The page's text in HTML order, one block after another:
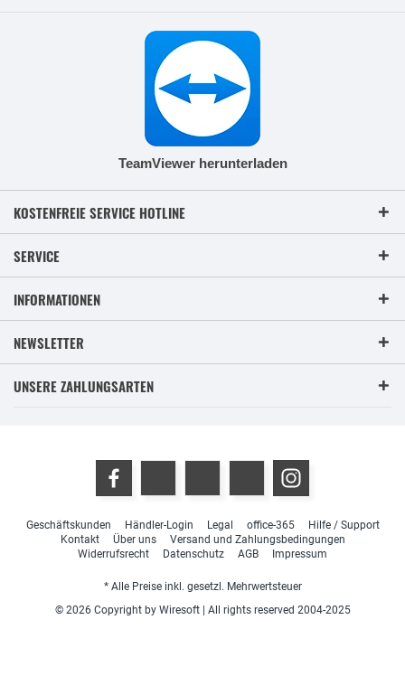
TeamViewer herunterladen
KOSTENFREIE SERVICE HOTLINE
SERVICE
INFORMATIONEN
NEWSLETTER
UNSERE ZAHLUNGSARTEN
Geschäftskunden Händler-Login Legal office-365
Hilfe / Support
Kontakt
Über uns
Versand und Zahlungsbedingungen
Widerrufsrecht
Datenschutz AGB Impressum
* Alle Preise inkl. gesetzl. Mehrwertsteuer
© 2026 Copyright by Wiresoft | All rights reserved 2004-2025